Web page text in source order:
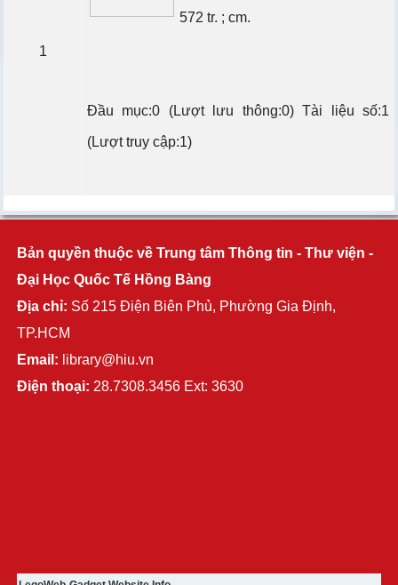
1
572 tr. ; cm.
Đầu mục:0 (Lượt lưu thông:0) Tài liệu số:1
(Lượt truy cập:1)
Bản quyền thuộc về Trung tâm Thông tin - Thư viện -
Đại Học Quốc Tế Hồng Bàng
Địa chỉ: Số 215 Điện Biên Phủ, Phường Gia Định,
TP.HCM
Email: library@hiu.vn
Điện thoại: 28.7308.3456 Ext: 3630